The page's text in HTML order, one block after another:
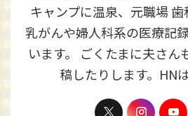
キャンプに温泉、元職場 歯
乳がんや婦人科系の医療記
います。 ごくたまに夫さ
稿したりします。HN